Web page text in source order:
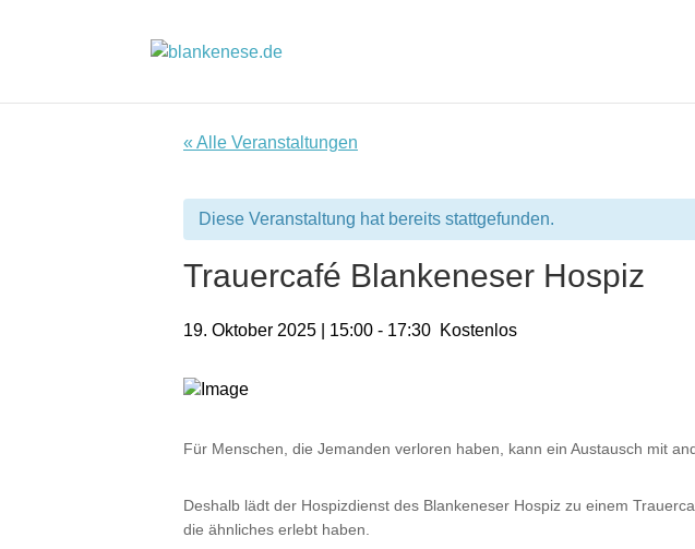
« Alle Veranstaltungen
Diese Veranstaltung hat bereits stattgefunden.
Trauercafé Blankeneser Hospiz
19. Oktober 2025 | 15:00 - 17:30 Kostenlos
Für Menschen, die Jemanden verloren haben, kann ein Austausch mit
Deshalb lädt der Hospizdienst des Blankeneser Hospiz zu einem
die ähnliches erlebt haben.